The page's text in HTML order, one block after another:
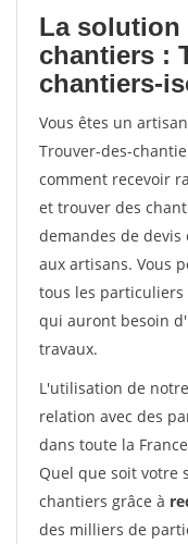
La solution
chantiers :
chantiers-
Vous êtes un
Trouver-des-
comment recevoir
et trouver des
demandes de
aux artisans. Vous
tous les
qui auront besoin
travaux.
L'utilisation de
relation avec des
dans toute la
Quel que soit votre
chantiers grâce à
des milliers de